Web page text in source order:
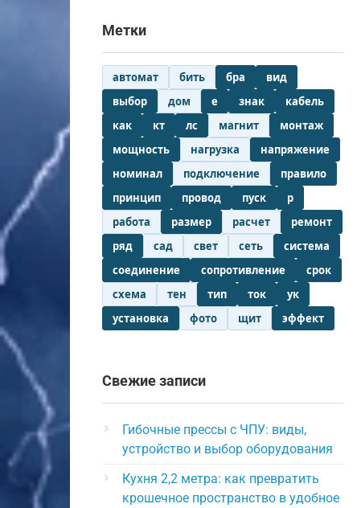
Метки
автомат бить бра
вид
выбор
дом е знак
кабель
как
кт лс магнит
монтаж
мощность
нагрузка
напряжение
номинал
подключение
правило
принцип
провод пуск
р
работа
размер расчет
ремонт
ряд
сад свет сеть
система
соединение
сопротивление
срок
схема
тен тип ток
ук
установка
фото щит эффект
Свежие записи
Гибочные прессы с ЧПУ: виды,
устройство и выбор оборудования
Кухня 2,2 метра: как превратить
крошечное пространство в удобное